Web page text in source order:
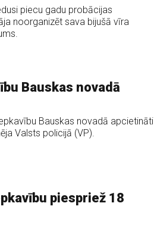
piecu gadu probācijas
noorganizēt sava bijušā vīra
Bauskas novadā
Bauskas novadā apcietināti
Valsts policijā (VP).
piespriež 18